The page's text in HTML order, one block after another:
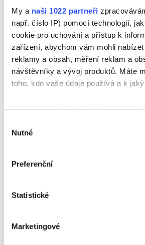
My a naši 1022 partneři
např. číslo IP) pomocí technologií,
cookie pro uchování a přístup k
zařízení, abychom vám mohli
reklamy a obsah, měření reklam a
návštěvníky a vývoj produktů. Máte
toho, kdo vaše údaje používá a k
Pokud to povolíte, rádi bychom také:
které mohou být přesné na
Zjistěte více o tom, jak
Svůj souhlas můžete kdykoliv
K personalizaci obsahu a reklam,
souhlasu
Nutné
Preferenční
Statistické
Marketingové
povinnosti držitele karty řidiče
manuální zadávání činností
zobrazení dat na displeji a výtisky
ovládání přístroje v konkrétních situacích
Začátek školení:
Místo konání: